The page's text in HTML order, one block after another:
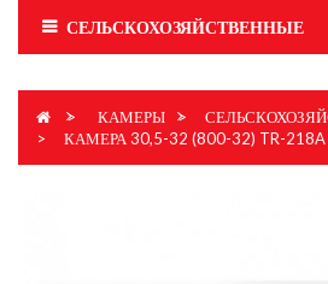
СЕЛЬСКОХОЗЯЙСТВЕННЫЕ
> КАМЕРЫ >
>
КАМЕРА 30,5-32 (800-32) TR-218A